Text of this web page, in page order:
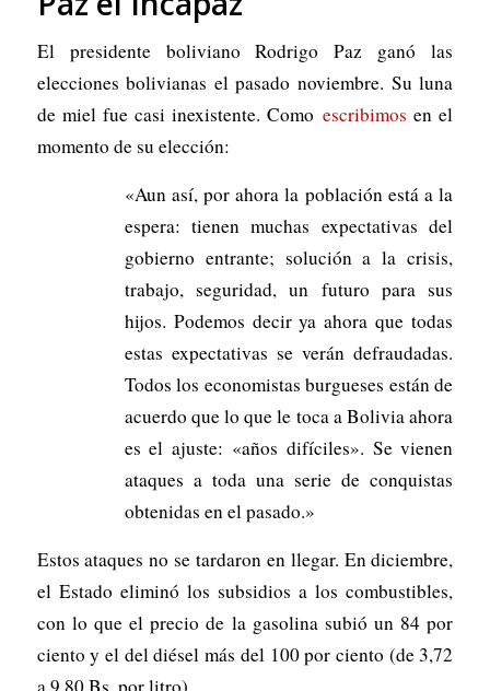
El presidente boliviano Rodrigo Paz ganó las
elecciones bolivianas el pasado noviembre. Su luna
de miel fue casi inexistente. Comoescribimos en el
momento de su elección:
«Aun así, por ahora la población está a la
espera: tienen muchas expectativas del
gobierno entrante; solución a la crisis,
trabajo, seguridad, un futuro para sus
hijos. Podemos decir ya ahora que todas
estas expectativas se verán defraudadas.
Todos los economistas burgueses están de
acuerdo que lo que le toca a Bolivia ahora
es el ajuste: «años difíciles». Se vienen
ataques a toda una serie de conquistas
obtenidas en el pasado.»
Estos ataques no se tardaron en llegar. En diciembre,
el Estado eliminó los subsidios a los combustibles,
con lo que el precio de la gasolina subió un 84 por
ciento y el del diésel más del 100 por ciento (de 3,72
a 9,80 Bs. por litro).